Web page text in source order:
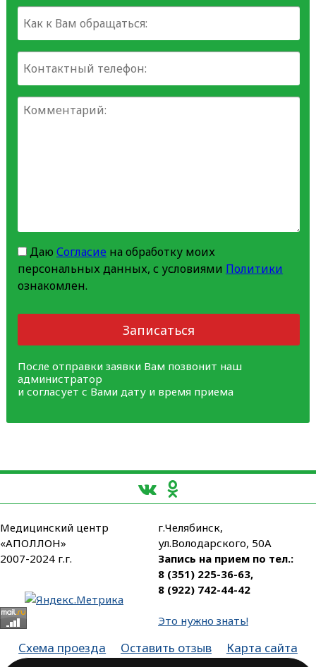
Даю Согласиена обработку моих
персональных данных, с условиями Политики
ознакомлен.
Записаться
После отправки заявки Вам позвонит наш
администратор
и согласует с Вами дату и время приема
Медицинский центр
«АПОЛЛОН»
2007-2024 г.г.
г.Челябинск,
ул.Володарского, 50А
Запись на прием по тел.:
8 (351) 225-36-63,
8 (922) 742-44-42
Это нужно знать!
Схема проезда Оставить отзыв
Карта сайта